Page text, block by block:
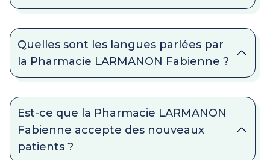
Quelles sont les langues parlées par
la Pharmacie LARMANON Fabienne ?
Est-ce que la Pharmacie LARMANON
Fabienne accepte des nouveaux
patients ?